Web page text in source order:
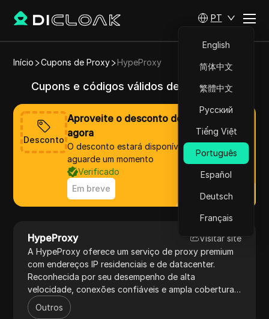
PT
English
简体中文
繁體中文
Русский
Tiếng Việt
Português
Español
Deutsch
Français
Início Cupons de Proxy HypeProxy
Cupons e códigos válidos de HypeProxy
Desconto
Aproveite o desconto de HypeProxy
agora
O desconto estará disponível em breve,
aguarde um momento
Verificado
Em breve
HypeProxy
Visitar site
A HypeProxy oferece um serviço de proxy premium
com endereços IP residenciais e de datacenter.
Reconhecida por seu desempenho de alta
velocidade, conexões confiáveis e ampla cobertura
global, a HypeProxy é ideal para aumentar a
privacidade, acessar conteúdo restrito
Outros